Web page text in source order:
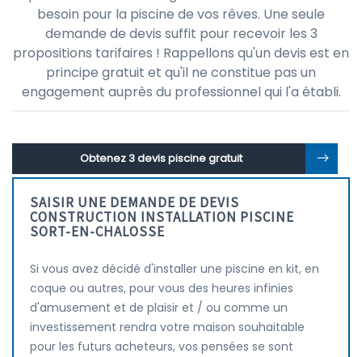
besoin pour la piscine de vos rêves. Une seule
demande de devis suffit pour recevoir les 3
propositions tarifaires ! Rappellons qu'un devis est en
principe gratuit et qu'il ne constitue pas un
engagement auprès du professionnel qui l'a établi.
Obtenez 3 devis piscine gratuit
SAISIR UNE DEMANDE DE DEVIS
CONSTRUCTION INSTALLATION PISCINE
SORT-EN-CHALOSSE
Si vous avez décidé d'installer une piscine en kit, en
coque ou autres, pour vous des heures infinies
d'amusement et de plaisir et / ou comme un
investissement rendra votre maison souhaitable
pour les futurs acheteurs, vos pensées se sont